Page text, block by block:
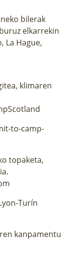
bilerak
elkarrekin
La Hague,
klimaren
to-camp-
topaketa,
Turín
kanpamentu